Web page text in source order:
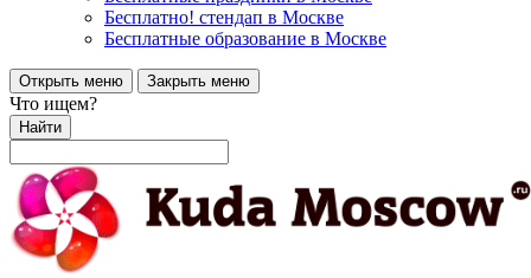
Бесплатно! стендап в Москве
Бесплатные образование в Москве
Открыть меню Закрыть меню
Что ищем?
Найти